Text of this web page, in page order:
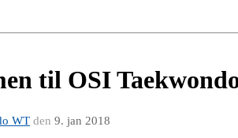
til OSI
WT den 9. jan 2018